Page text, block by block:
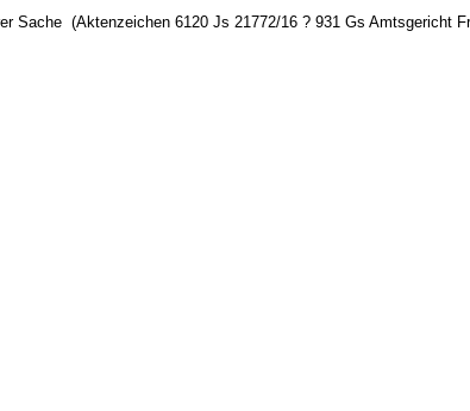
Sache (Aktenzeichen 6120 Js 21772/16 ? 931 Gs